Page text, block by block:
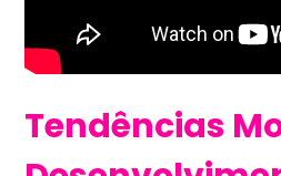
Tendências